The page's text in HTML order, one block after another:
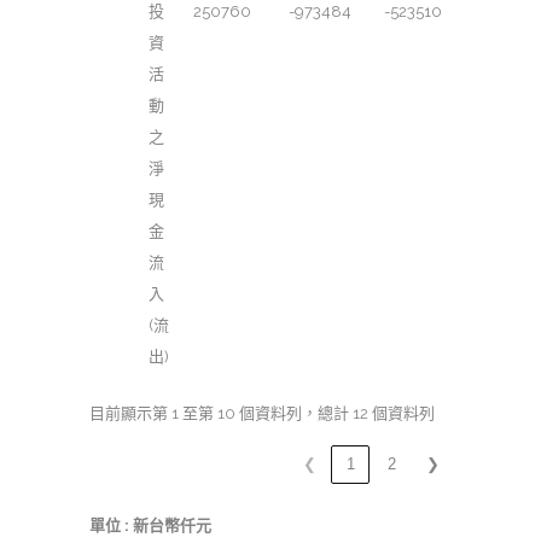
投
資
活
動
之
淨
現
金
流
入
(流
出)
250760 -973484 -523510
目前顯示第 1 至第 10 個資料列，總計 12 個資料列
❮ 1 2 ❯
單位 : 新台幣仟元